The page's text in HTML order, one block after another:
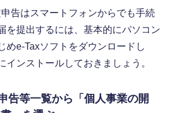
告はスマートフォンからでも手続
を提出するには、基本的にパソコン
めe-Taxソフトをダウンロードし
インストールしておきましょう。
告等一覧から「個人事業の開